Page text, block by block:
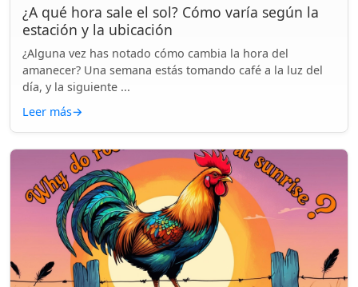
¿A qué hora sale el sol? Cómo varía según la
estación y la ubicación
¿Alguna vez has notado cómo cambia la hora del
amanecer? Una semana estás tomando café a la luz del
día, y la siguiente ...
Leer más→